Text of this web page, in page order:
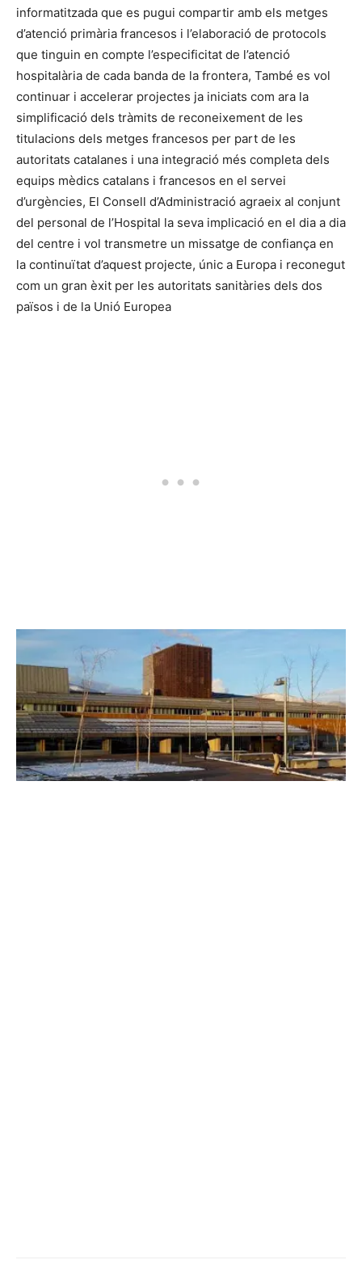
informatitzada que es pugui compartir amb els metges
d’atenció primària francesos i l’elaboració de protocols
que tinguin en compte l’especificitat de l’atenció
hospitalària de cada banda de la frontera, També es vol
continuar i accelerar projectes ja iniciats com ara la
simplificació dels tràmits de reconeixement de les
titulacions dels metges francesos per part de les
autoritats catalanes i una integració més completa dels
equips mèdics catalans i francesos en el servei
d’urgències, El Consell d’Administració agraeix al conjunt
del personal de l’Hospital la seva implicació en el dia a dia
del centre i vol transmetre un missatge de confiança en
la continuïtat d’aquest projecte, únic a Europa i reconegut
com un gran èxit per les autoritats sanitàries dels dos
països i de la Unió Europea